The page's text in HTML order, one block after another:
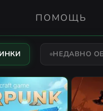
ПОМОЩЬ
НЕДАВНО